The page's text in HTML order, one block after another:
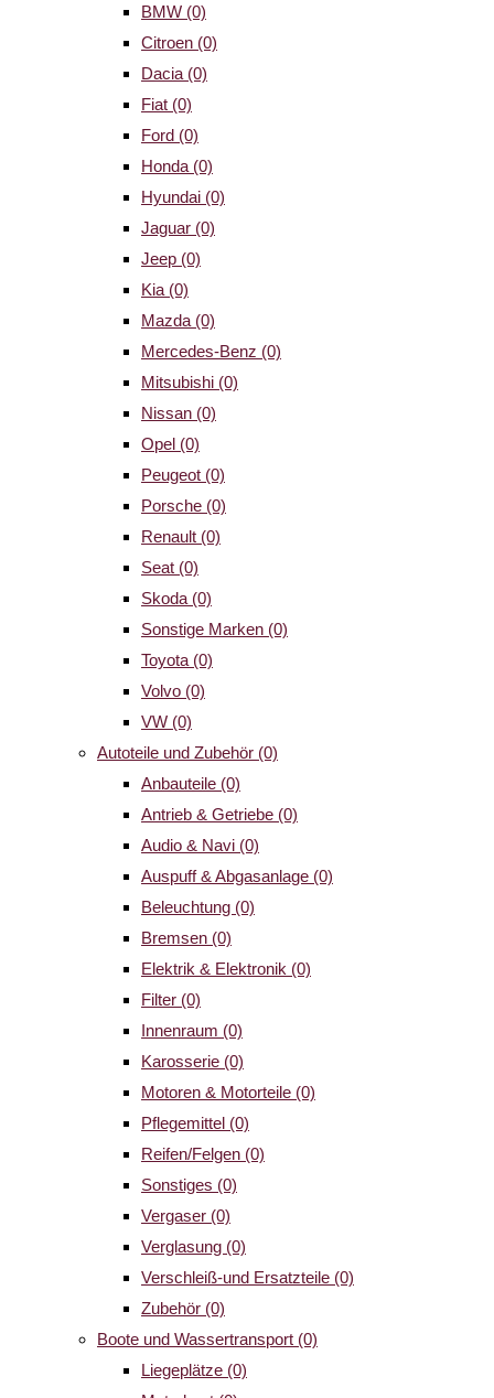
BMW (0)
Citroen (0)
Dacia (0)
Fiat (0)
Ford (0)
Honda (0)
Hyundai (0)
Jaguar (0)
Jeep (0)
Kia (0)
Mazda (0)
Mercedes-Benz (0)
Mitsubishi (0)
Nissan (0)
Opel (0)
Peugeot (0)
Porsche (0)
Renault (0)
Seat (0)
Skoda (0)
Sonstige Marken (0)
Toyota (0)
Volvo (0)
VW (0)
Autoteile und Zubehör (0)
Anbauteile (0)
Antrieb & Getriebe (0)
Audio & Navi (0)
Auspuff & Abgasanlage (0)
Beleuchtung (0)
Bremsen (0)
Elektrik & Elektronik (0)
Filter (0)
Innenraum (0)
Karosserie (0)
Motoren & Motorteile (0)
Pflegemittel (0)
Reifen/Felgen (0)
Sonstiges (0)
Vergaser (0)
Verglasung (0)
Verschleiß-und Ersatzteile (0)
Zubehör (0)
Boote und Wassertransport (0)
Liegeplätze (0)